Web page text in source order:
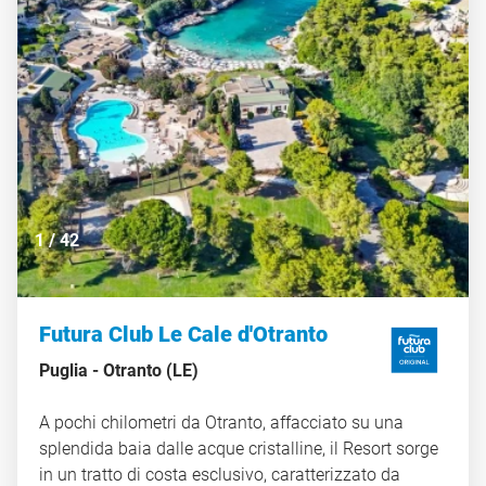
1/42
Futura Club Le Cale d'Otranto
Puglia - Otranto (LE)
A pochi chilometri da Otranto, affacciato su una
splendida baia dalle acque cristalline, il Resort sorge
in un tratto di costa esclusivo, caratterizzato da